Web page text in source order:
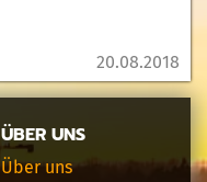
20.08.2018
ÜBER UNS
Über uns